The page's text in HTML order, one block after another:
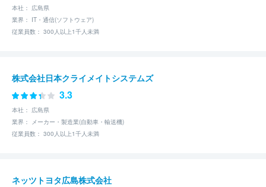
本社： 広島県
業界： IT・通信(ソフトウェア)
従業員数： 300人以上1千人未満
株式会社日本クライメイトシステムズ
3.3
本社： 広島県
業界： メーカー・製造業(自動車・輸送機)
従業員数： 300人以上1千人未満
ネッツトヨタ広島株式会社